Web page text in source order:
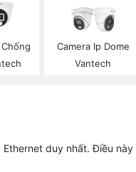
Camera Ip Dome
Vantech
duy nhất. Điều